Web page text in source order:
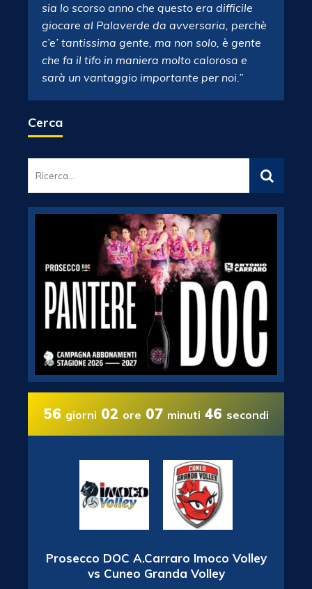
sia lo scorso anno che questo era difficile
giocare al Palaverde da avversaria, perchè
c’e’ tantissima gente, ma non solo, è gente
che fa il tifo in maniera molto calorosa e
sarà un vantaggio importante per noi.”
Cerca
56 giorni 02 ore 07 minuti 45 secondi
Prosecco DOC A.Carraro Imoco Volley
vs Cuneo Granda Volley